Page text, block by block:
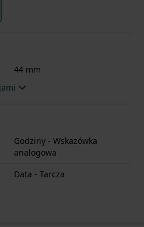
44 mm
Godziny - Wskazówka
analogowa
Data - Tarcza